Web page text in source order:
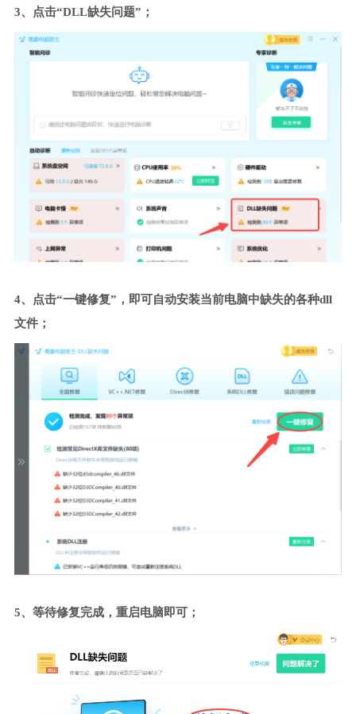
3、点击“DLL缺失问题”；
4、点击“一键修复”，即可自动安装当前电脑中缺失的各种dll
文件；
5、等待修复完成，重启电脑即可；